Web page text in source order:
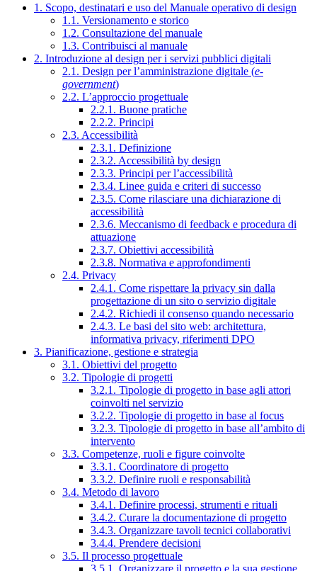
1. Scopo, destinatari e uso del Manuale operativo di design
1.1. Versionamento e storico
1.2. Consultazione del manuale
1.3. Contribuisci al manuale
2. Introduzione al design per i servizi pubblici digitali
2.1. Design per l’amministrazione digitale (e-
government)
2.2. L’approccio progettuale
2.2.1. Buone pratiche
2.2.2. Principi
2.3. Accessibilità
2.3.1. Definizione
2.3.2. Accessibilità by design
2.3.3. Principi per l’accessibilità
2.3.4. Linee guida e criteri di successo
2.3.5. Come rilasciare una dichiarazione di
accessibilità
2.3.6. Meccanismo di feedback e procedura di
attuazione
2.3.7. Obiettivi accessibilità
2.3.8. Normativa e approfondimenti
2.4. Privacy
2.4.1. Come rispettare la privacy sin dalla
progettazione di un sito o servizio digitale
2.4.2. Richiedi il consenso quando necessario
2.4.3. Le basi del sito web: architettura,
informativa privacy, riferimenti DPO
3. Pianificazione, gestione e strategia
3.1. Obiettivi del progetto
3.2. Tipologie di progetti
3.2.1. Tipologie di progetto in base agli attori
coinvolti nel servizio
3.2.2. Tipologie di progetto in base al focus
3.2.3. Tipologie di progetto in base all’ambito di
intervento
3.3. Competenze, ruoli e figure coinvolte
3.3.1. Coordinatore di progetto
3.3.2. Definire ruoli e responsabilità
3.4. Metodo di lavoro
3.4.1. Definire processi, strumenti e rituali
3.4.2. Curare la documentazione di progetto
3.4.3. Organizzare tavoli tecnici collaborativi
3.4.4. Prendere decisioni
3.5. Il processo progettuale
3.5.1. Organizzare il progetto e la sua gestione